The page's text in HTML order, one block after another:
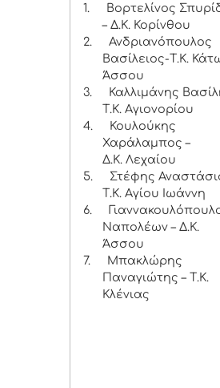
1.
Βορτελίνος
– Δ.Κ. Κορίνθου
2.
Ανδριανόπουλος
Βασίλειος-Τ.Κ.
Άσσου
3.
Καλλιμάνης
Τ.Κ. Αγιονορίου
4.
Κουλούκης
Χαράλαμπος –
Δ.Κ. Λεχαίου
5.
Στέφης
Τ.Κ. Αγίου Ιωάννη
6.
Ναπολέων – Δ.Κ.
Άσσου
7.
Μπακλώρης
Παναγιώτης – Τ.Κ.
Κλένιας